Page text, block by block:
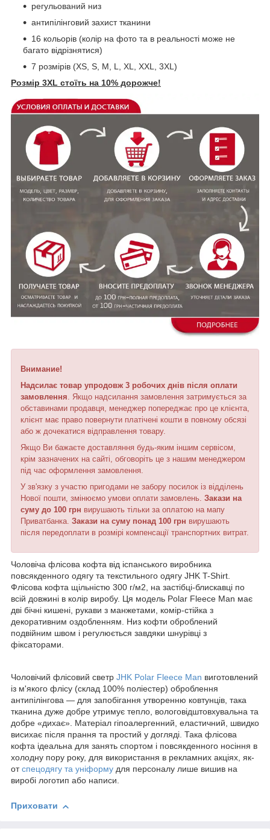
регульований низ
антипілінговий захист тканини
16 кольорів (колір на фото та в реальності може не
багато відрізнятися)
7 розмірів (XS, S, M, L, XL, XXL, 3XL)
Розмір 3XL стоїть на 10% дорожче!
Внимание!
Надсилає товар упродовж 3 робочих днів після оплати
замовлення. Якщо надсилання замовлення затримується за
обставинами продавця, менеджер попереджає про це клієнта,
клієнт має право повернути платічені кошти в повному обсязі
або ж дочекатися відправлення товару.
Якщо Ви бажаєте доставляння будь-яким іншим сервісом,
крім зазначених на сайті, обговоріть це з нашим менеджером
під час оформлення замовлення.
У зв'язку з участю пригодами не забору посилок із відділень
Нової пошти, змінюємо умови оплати замовлень. Закази на
суму до 100 грн вирушають тільки за оплатою на мапу
Приватбанка. Закази на суму понад 100 грн вирушають
після передоплати в розмірі компенсації транспортних витрат.
Чоловіча флісова кофта від іспанського виробника
повсякденного одягу та текстильного одягу JHK T-Shirt.
Флісова кофта щільністю 300 г/м2, на застібці-блискавці по
всій довжині в колір виробу. Ця модель Polar Fleece Man має
дві бічні кишені, рукави з манжетами, комір-стійка з
декоративним оздобленням. Низ кофти оброблений
подвійним швом і регулюється завдяки шнурівці з
фіксаторами.
Чоловічий флісовий светр JHK Polar Fleece Man виготовлений
із м'якого флісу (склад 100% поліестер) оброблення
антипілінгова — для запобігання утворенню ковтунців, така
тканина дуже добре утримує тепло, вологовідштовхувальна та
добре «дихає». Матеріал гіпоалергенний, еластичний, швидко
висихає після прання та простий у догляді. Така флісова
кофта ідеальна для занять спортом і повсякденного носіння в
холодну пору року, для використання в рекламних акціях, як-
отспецодягу та уніформу для персоналу лише вишив на
виробі логотип або написи.
Приховати